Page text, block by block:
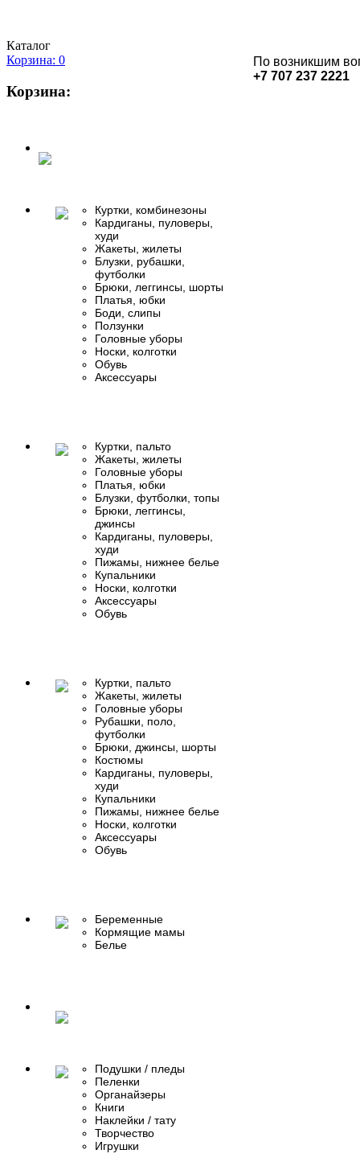
По возникшим
+7 707 237 2221
Каталог
Корзина: 0
Корзина:
Куртки, комбинезоны
Кардиганы, пуловеры,
худи
Жакеты, жилеты
Блузки, рубашки,
футболки
Брюки, леггинсы, шорты
Платья, юбки
Боди, слипы
Ползунки
Головные уборы
Носки, колготки
Обувь
Аксессуары
Куртки, пальто
Жакеты, жилеты
Головные уборы
Платья, юбки
Блузки, футболки, топы
Брюки, леггинсы,
джинсы
Кардиганы, пуловеры,
худи
Пижамы, нижнее белье
Купальники
Носки, колготки
Аксессуары
Обувь
Куртки, пальто
Жакеты, жилеты
Головные уборы
Рубашки, поло,
футболки
Брюки, джинсы, шорты
Костюмы
Кардиганы, пуловеры,
худи
Купальники
Пижамы, нижнее белье
Носки, колготки
Аксессуары
Обувь
Беременные
Кормящие мамы
Белье
Подушки / пледы
Пеленки
Органайзеры
Книги
Наклейки / тату
Творчество
Игрушки